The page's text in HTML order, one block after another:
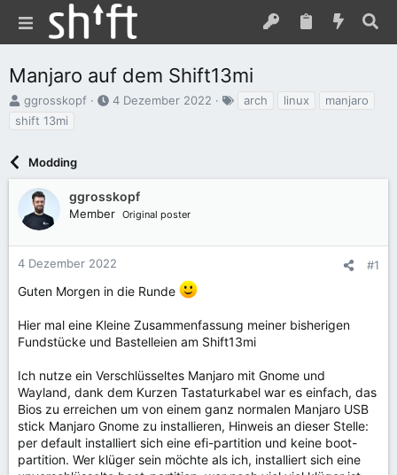
Manjaro auf dem Shift13mi
E
e
l
l
r
ggrosskopf
E
l
l
t
4 Dezember 2022
g
arch linux
manjaro
shift 13mi
Modding
ggrosskopf
Member Original poster
4 Dezember 2022 #1
Guten Morgen in die Runde
Hier mal eine Kleine Zusammenfassung meiner bisherigen
Fundstücke und Bastelleien am Shift13mi
Ich nutze ein Verschlüsseltes Manjaro mit Gnome und
Wayland, dank dem Kurzen Tastaturkabel war es einfach, das
Bios zu erreichen um von einem ganz normalen Manjaro USB
stick Manjaro Gnome zu installieren, Hinweis an dieser Stelle:
per default installiert sich eine efi-partition und keine boot-
partition. Wer klüger sein möchte als ich, installiert sich eine